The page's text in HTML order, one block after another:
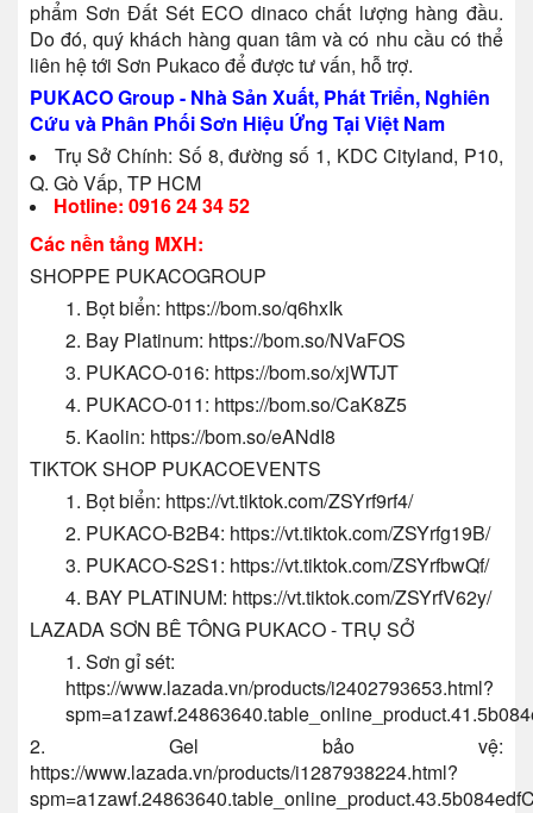
phẩm Sơn Đất Sét ECO dinaco chất lượng hàng đầu.
Do đó, quý khách hàng quan tâm và có nhu cầu có thể
liên hệ tới Sơn Pukaco để được tư vấn, hỗ trợ.
PUKACO Group - Nhà Sản Xuất, Phát Triển, Nghiên
Cứu và Phân Phối Sơn Hiệu Ứng Tại Việt Nam
Trụ Sở Chính: Số 8, đường số 1, KDC Cityland, P10,
Q. Gò Vấp, TP HCM
Hotline: 0916 24 34 52
Các nền tảng MXH:
SHOPPE PUKACOGROUP
1. Bọt biển: https://bom.so/q6hxIk
2. Bay Platinum: https://bom.so/NVaFOS
3. PUKACO-016: https://bom.so/xjWTJT
4. PUKACO-011: https://bom.so/CaK8Z5
5. Kaolin: https://bom.so/eANdI8
TIKTOK SHOP PUKACOEVENTS
1. Bọt biển: https://vt.tiktok.com/ZSYrf9rf4/
2. PUKACO-B2B4: https://vt.tiktok.com/ZSYrfg19B/
3. PUKACO-S2S1: https://vt.tiktok.com/ZSYrfbwQf/
4. BAY PLATINUM: https://vt.tiktok.com/ZSYrfV62y/
LAZADA SƠN BÊ TÔNG PUKACO - TRỤ SỞ
1. Sơn gỉ sét:
https://www.lazada.vn/products/i2402793653.html?
2. Gel bảo vệ:
https://www.lazada.vn/products/i1287938224.html?